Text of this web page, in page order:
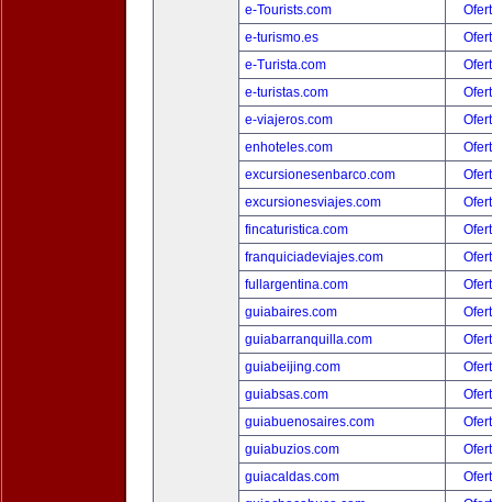
e-Tourists.com
e-turismo.es
e-Turista.com
e-turistas.com
e-viajeros.com
enhoteles.com
excursionesenbarco.com
excursionesviajes.com
fincaturistica.com
franquiciadeviajes.com
fullargentina.com
guiabaires.com
guiabarranquilla.com
guiabeijing.com
guiabsas.com
guiabuenosaires.com
guiabuzios.com
guiacaldas.com